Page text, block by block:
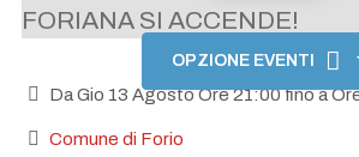
OPZIONE EVENTI
Da Gio 13 Agosto Ore 21:00 fino a
Comune di Forio